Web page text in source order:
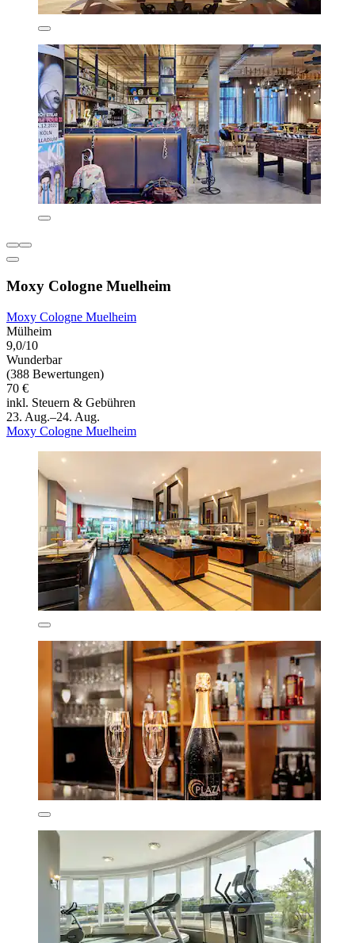
Moxy Cologne Muelheim
Moxy Cologne Muelheim
Mülheim
9,0/10
Wunderbar
(388 Bewertungen)
70 €
inkl. Steuern & Gebühren
23. Aug.–24. Aug.
Moxy Cologne Muelheim